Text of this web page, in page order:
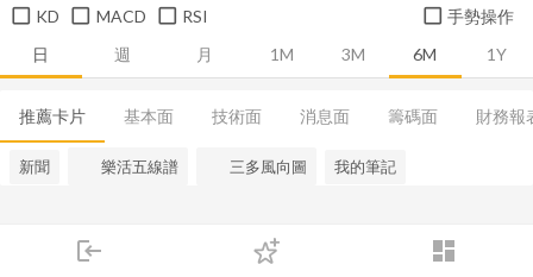
login dashboard
下單
日 週 月 1M 3M 6M 1Y
KD MACD RSI 手勢操作
推薦卡片 基本面 技術面 消息面 籌碼面 財務報
新聞 樂活五線譜 三多風向圖 我的筆記